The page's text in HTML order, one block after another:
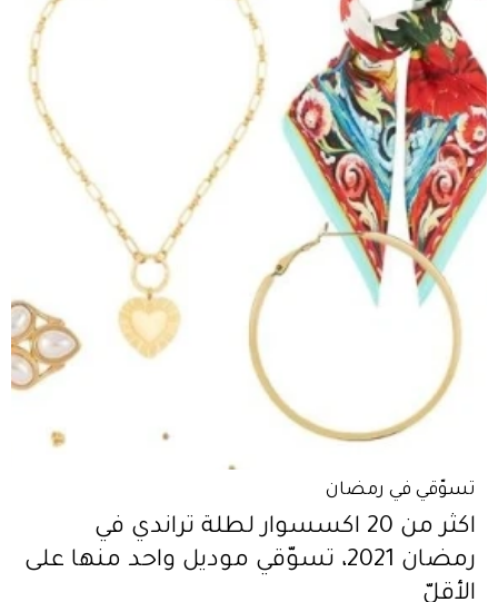
تسوّقي في رمضان
اكثر من 20 اكسسوار لطلة تراندي في
رمضان 2021، تسوّقي موديل واحد منها على
الأقلّ